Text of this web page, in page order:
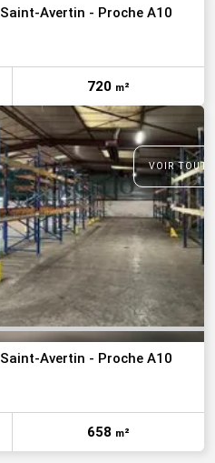
Avertin - Proche A10
720 m²
VOIR
Avertin - Proche A10
658 m²